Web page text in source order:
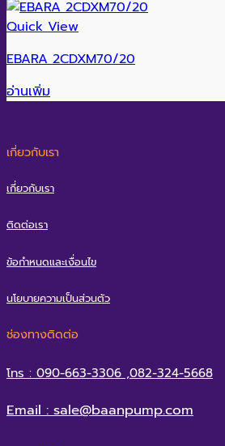
Quick View
EBARA 2CDXM70/20
อ่านเพิ่ม
เกี่ยวกับเรา
เกี่ยวกับเรา
ติดต่อเรา
ข้อกำหนดและเงื่อนไข
นโยบายความเป็นส่วนตัว
ช่องทางติดต่อ
โทร : 090-663-3306 ,082-324-5668
Email : sale@baanpump.com